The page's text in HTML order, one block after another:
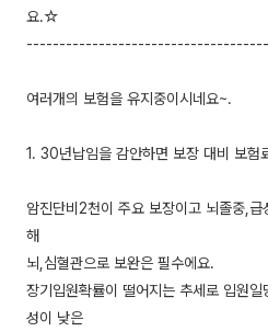
요.☆
여러개의 보험을 유지중이시네요~.
1. 30년납임을 감안하면 보장 대비 보험
암진단비2천이 주요 보장이고 뇌졸중,
해
뇌,심혈관으로 보완은 필수에요.
장기입원확률이 떨어지는 추세로 입원
성이 낮은